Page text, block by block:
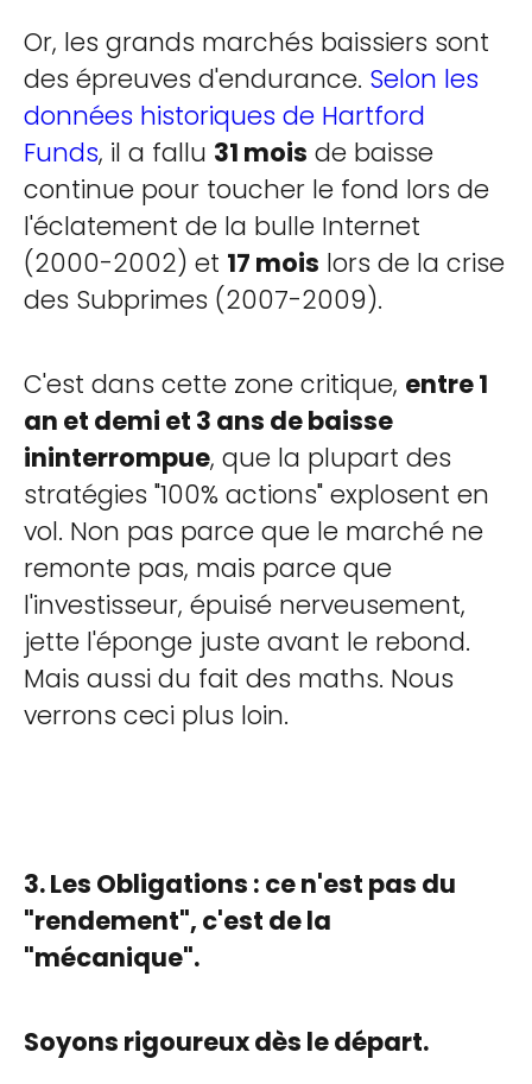
Or, les grands marchés baissiers sont
des épreuves d'endurance. Selon les
données historiques de Hartford
Funds, il a fallu 31 mois de baisse
continue pour toucher le fond lors de
l'éclatement de la bulle Internet
(2000-2002) et 17 mois lors de la crise
des Subprimes (2007-2009).
C'est dans cette zone critique, entre 1
an et demi et 3 ans de baisse
ininterrompue, que la plupart des
stratégies "100% actions" explosent en
vol. Non pas parce que le marché ne
remonte pas, mais parce que
l'investisseur, épuisé nerveusement,
jette l'éponge juste avant le rebond.
Mais aussi du fait des maths. Nous
verrons ceci plus loin.
3. Les Obligations : ce n'est pas du
"rendement", c'est de la
"mécanique".
Soyons rigoureux dès le départ.